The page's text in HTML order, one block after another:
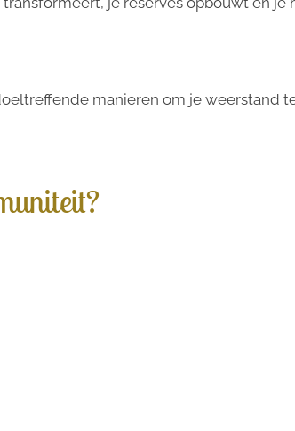
manieren om je weerstand